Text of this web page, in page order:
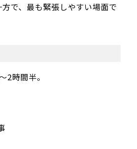
で、最も緊張しやすい場面で
2時間半。